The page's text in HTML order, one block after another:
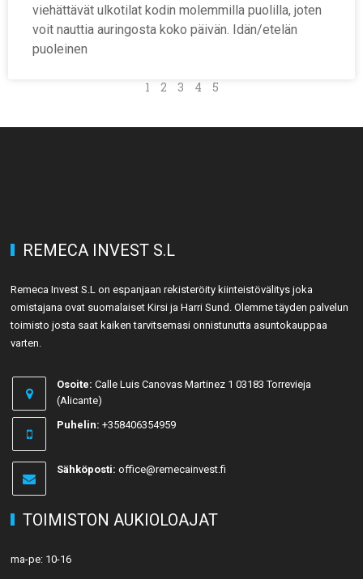
viehättävät ulkotilat kodin molemmilla puolilla, joten
voit nauttia auringosta koko päivän. Idän/etelän
puoleinen
1 2 3 4 5
REMECA INVEST S.L
Remeca Invest S.L on espanjaan rekisteröity kiinteistövälitys joka
omistajana ovat suomalaiset Kirsi ja Harri Sund. Olemme täyden palvelun
toimisto josta saat kaiken tarvitsemasi onnistunutta asuntokauppaa
varten.
Osoite: Calle Luis Canovas Martinez 1 03183 Torrevieja
(Alicante)
Puhelin: +358406354959
Sähköposti: office@remecainvest.fi
TOIMISTON AUKIOLOAJAT
ma-pe: 10-16